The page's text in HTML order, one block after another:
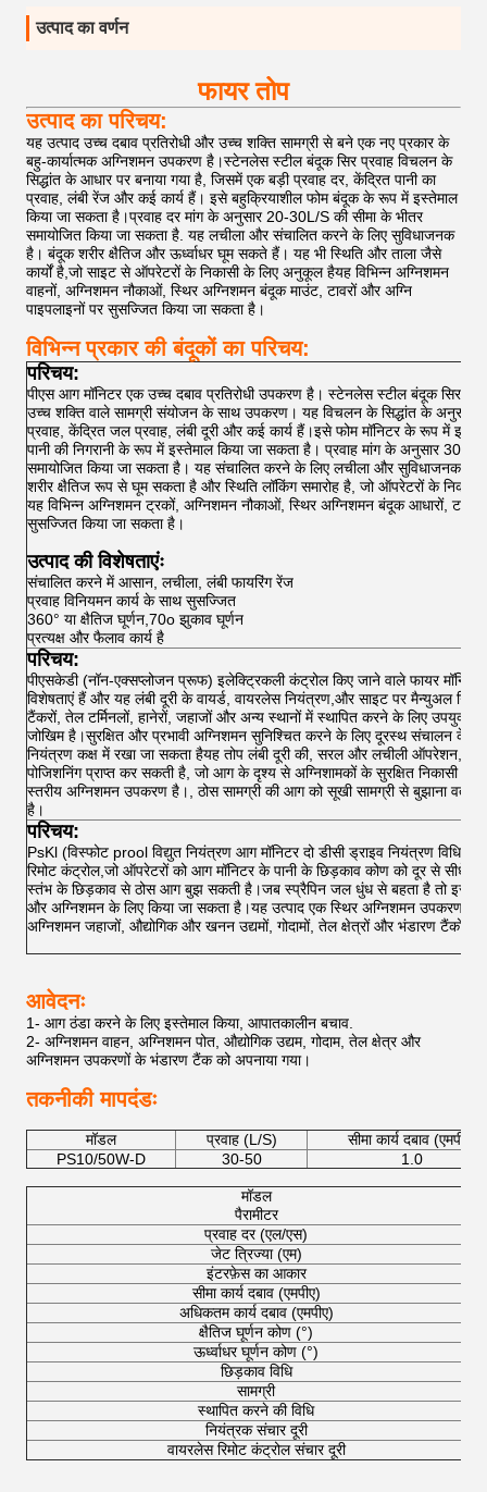
उत्पाद का वर्णन
फायर तोप
उत्पाद का परिचय:
यह उत्पाद उच्च दबाव प्रतिरोधी और उच्च शक्ति सामग्री से बने एक नए प्रकार के
बहु-कार्यात्मक अग्निशमन उपकरण है।स्टेनलेस स्टील बंदूक सिर प्रवाह विचलन के
सिद्धांत के आधार पर बनाया गया है, जिसमें एक बड़ी प्रवाह दर, केंद्रित पानी का
प्रवाह, लंबी रेंज और कई कार्य हैं। इसे बहुक्रियाशील फोम बंदूक के रूप में इस्तेमाल
किया जा सकता है।प्रवाह दर मांग के अनुसार 20-30L/S की सीमा के भीतर
समायोजित किया जा सकता है. यह लचीला और संचालित करने के लिए सुविधाजनक
है। बंदूक शरीर क्षैतिज और ऊर्ध्वाधर घूम सकते हैं। यह भी स्थिति और ताला जैसे
कार्यों है,जो साइट से ऑपरेटरों के निकासी के लिए अनुकूल हैयह विभिन्न अग्निशमन
वाहनों, अग्निशमन नौकाओं, स्थिर अग्निशमन बंदूक माउंट, टावरों और अग्नि
पाइपलाइनों पर सुसज्जित किया जा सकता है।
विभिन्न प्रकार की बंदूकों का परिचय:
परिचय:
पीएस आग मॉनिटर एक उच्च दबाव प्रतिरोधी उपकरण है। स्टेनलेस स्टील बंदूक सिर एक
उच्च शक्ति वाले सामग्री संयोजन के साथ उपकरण। यह विचलन के सिद्धांत के अनुसार
प्रवाह, केंद्रित जल प्रवाह, लंबी दूरी और कई कार्य हैं।इसे फोम मॉनिटर के रूप में
पानी की निगरानी के रूप में इस्तेमाल किया जा सकता है। प्रवाह मांग के अनुसार 30 ~
समायोजित किया जा सकता है। यह संचालित करने के लिए लचीला और सुविधाजनक
शरीर क्षैतिज रूप से घूम सकता है और स्थिति लॉकिंग समारोह है, जो ऑपरेटरों के
यह विभिन्न अग्निशमन ट्रकों, अग्निशमन नौकाओं, स्थिर अग्निशमन बंदूक आधारों,
सुसज्जित किया जा सकता है।
उत्पाद की विशेषताएंः
संचालित करने में आसान, लचीला, लंबी फायरिंग रेंज
प्रवाह विनियमन कार्य के साथ सुसज्जित
360° या क्षैतिज घूर्णन,70o झुकाव घूर्णन
प्रत्यक्ष और फैलाव कार्य है
परिचय:
पीएसकेडी (नॉन-एक्सप्लोजन प्रूफ) इलेक्ट्रिकली कंट्रोल किए जाने वाले फायर
विशेषताएं हैं और यह लंबी दूरी के वायर्ड, वायरलेस नियंत्रण,और साइट पर मैन्युअल
टैंकरों, तेल टर्मिनलों, हानेरों, जहाजों और अन्य स्थानों में स्थापित करने के लिए उपयुक्त
जोखिम है।सुरक्षित और प्रभावी अग्निशमन सुनिश्चित करने के लिए दूरस्थ संचालन के
नियंत्रण कक्ष में रखा जा सकता हैयह तोप लंबी दूरी की, सरल और लचीली ऑपरेशन,
पोजिशनिंग प्राप्त कर सकती है, जो आग के दृश्य से अग्निशामकों के सुरक्षित निकासी के
स्तरीय अग्निशमन उपकरण है।, ठोस सामग्री की आग को सूखी सामग्री से बुझाना
है।
परिचय:
PsKl (विस्फोट prool विद्युत नियंत्रण आग मॉनिटर दो डीसी ड्राइव नियंत्रण विधियों
रिमोट कंट्रोल,जो ऑपरेटरों को आग मॉनिटर के पानी के छिड़काव कोण को दूर से सीधे
स्तंभ के छिड़काव से ठोस आग बुझ सकती है।जब स्प्रैपिन जल धुंध से बहता है तो इसका
और अग्निशमन के लिए किया जा सकता है।यह उत्पाद एक स्थिर अग्निशमन उपकरण है
अग्निशमन जहाजों, औद्योगिक और खनन उद्यमों, गोदामों, तेल क्षेत्रों और भंडारण टैंकों
आवेदनः
1- आग ठंडा करने के लिए इस्तेमाल किया, आपातकालीन बचाव.
2- अग्निशमन वाहन, अग्निशमन पोत, औद्योगिक उद्यम, गोदाम, तेल क्षेत्र और
अग्निशमन उपकरणों के भंडारण टैंक को अपनाया गया।
तकनीकी मापदंडः
मॉडल प्रवाह (L/S)
सीमा कार्य दबाव (एमपीए)
PS10/50W-D
30-50 1.0
मॉडल
पैरामीटर
प्रवाह दर (एल/एस)
जेट त्रिज्या (एम)
इंटरफ़ेस का आकार
सीमा कार्य दबाव (एमपीए)
अधिकतम कार्य दबाव (एमपीए)
क्षैतिज घूर्णन कोण (°)
ऊर्ध्वाधर घूर्णन कोण (°)
छिड़काव विधि
सामग्री
स्थापित करने की विधि
नियंत्रक संचार दूरी
वायरलेस रिमोट कंट्रोल संचार दूरी